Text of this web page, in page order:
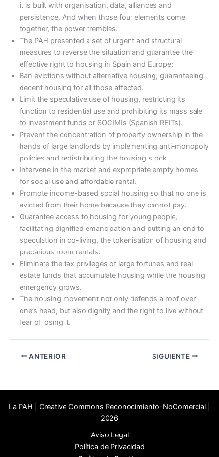
it is built with organisation, data, alliances and
persistence. And when those four elements come
together, the power trembles.
The PAH presented a set of urgent and structural
measures to reverse the situation and guarantee the
effective right to housing in Spain and Europe:
Ban evictions without alternative housing, guaranteeing
decent housing for all those affected.
Limit the speculative use of housing, restricting its
function to residential use and prohibiting its mass sale
to investment funds or SOCIMIs (Spanish REITs).
Prevent the concentration of property ownership in the
hands of large landlords by implementing anti-monopoly
policies and redistributing the housing stock.
Intervene in the market and expropriate empty homes
for social use and affordable rental.
Promote income-based social housing so that no one is
evicted from their home because they cannot pay.
Guarantee access to housing for young people,
facilitating dignified emancipation and putting an end to
speculation in co-living, the tokenisation of housing and
precarious room rentals.
Eliminate the tax privileges of large fortunes and real
estate funds that accumulate housing while the housing
emergency grows.
The housing movement not only defends a roof over
one’s head, but also dignity and the right to live without
fear of losing it.
ANTERIOR SIGUIENTE
La PAH | Creative Commons Reconocimiento-NoComercial |
2026
Aviso Legal
Política de Privacidad